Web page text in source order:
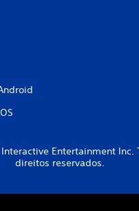
Entertainment Inc.
direitos reservados.